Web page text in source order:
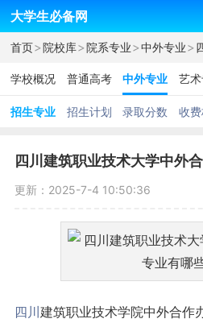
大学生必备网
首页>院校库>院系专业>中外专业>
学校概况 普通高考 中外专业 艺
招生专业 招生计划 录取分数 收
四川建筑职业技术大学中外
更新：2025-7-4 10:50:36
四川 建筑职业技术学院中外合作